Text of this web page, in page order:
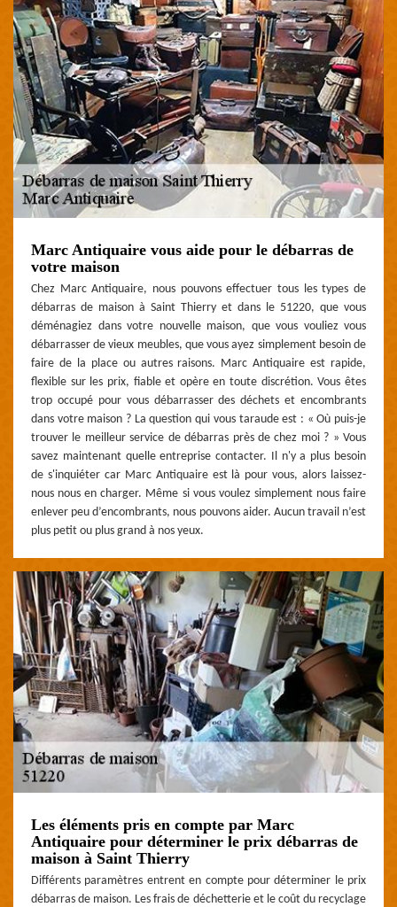
Marc Antiquaire vous aide pour le débarras de
votre maison
Chez Marc Antiquaire, nous pouvons effectuer tous les types de
débarras de maison à Saint Thierry et dans le 51220, que vous
déménagiez dans votre nouvelle maison, que vous vouliez vous
débarrasser de vieux meubles, que vous ayez simplement besoin de
faire de la place ou autres raisons. Marc Antiquaire est rapide,
flexible sur les prix, fiable et opère en toute discrétion. Vous êtes
trop occupé pour vous débarrasser des déchets et encombrants
dans votre maison ? La question qui vous taraude est : « Où puis-je
trouver le meilleur service de débarras près de chez moi ? » Vous
savez maintenant quelle entreprise contacter. Il n'y a plus besoin
de s'inquiéter car Marc Antiquaire est là pour vous, alors laissez-
nous nous en charger. Même si vous voulez simplement nous faire
enlever peu d’encombrants, nous pouvons aider. Aucun travail n’est
plus petit ou plus grand à nos yeux.
Les éléments pris en compte par Marc
Antiquaire pour déterminer le prix débarras de
maison à Saint Thierry
Différents paramètres entrent en compte pour déterminer le prix
débarras de maison. Les frais de déchetterie et le coût du recyclage